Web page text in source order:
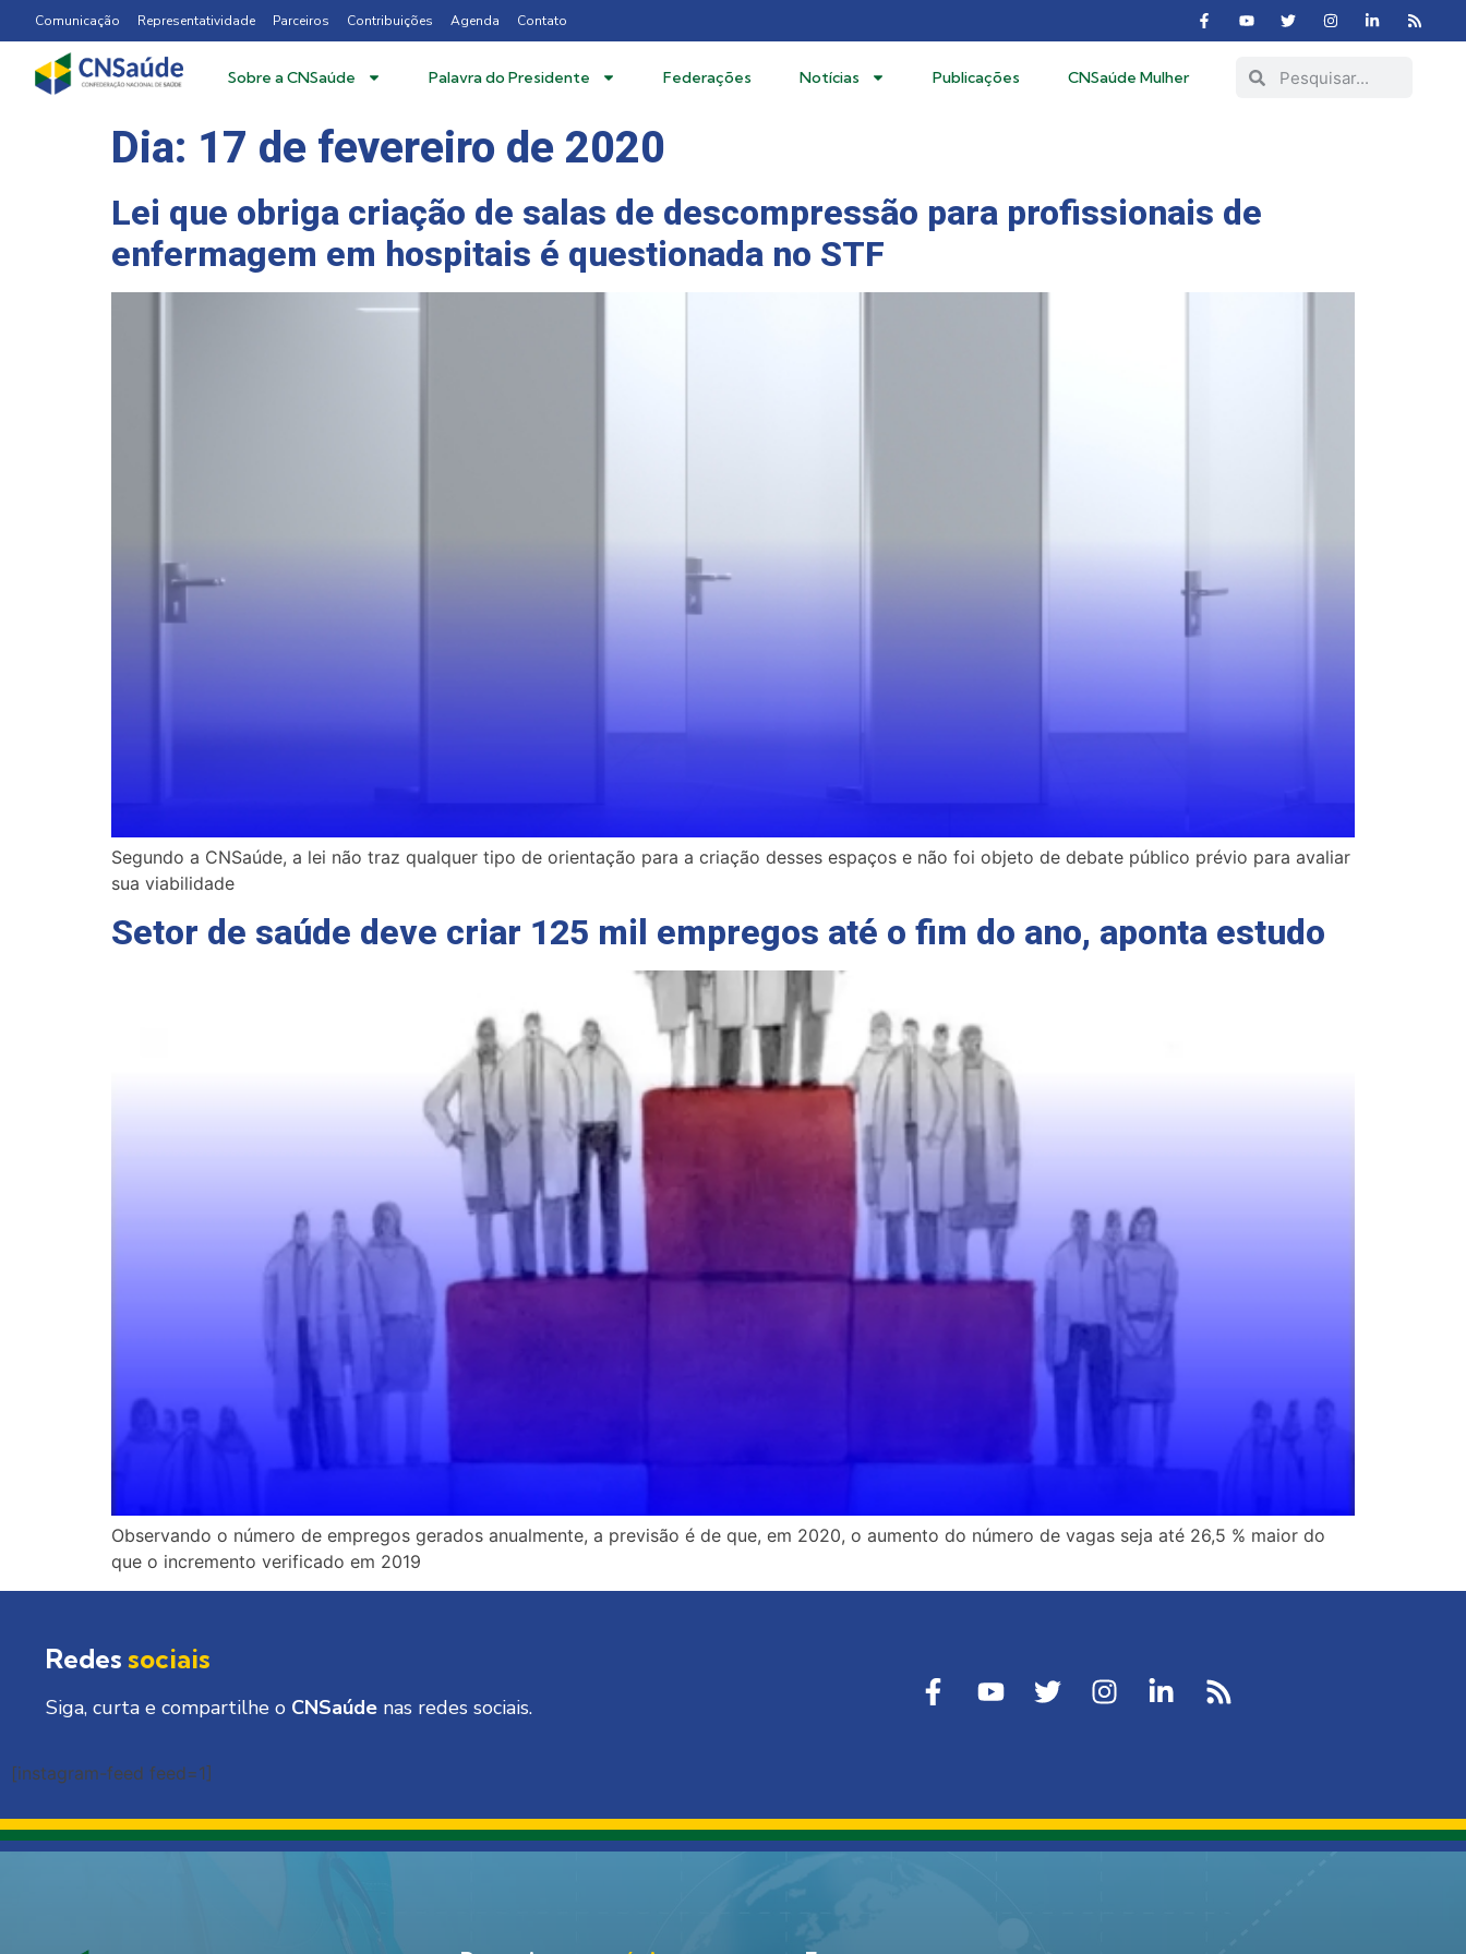
Comunicação Representatividade Parceiros Contribuições Agenda Contato
Sobre a CNSaúde Palavra do Presidente Federações Notícias Publicações CNSaúde Mulher
Dia: 17 de fevereiro de 2020
Lei que obriga criação de salas de descompressão para profissionais de
enfermagem em hospitais é questionada no STF
Segundo a CNSaúde, a lei não traz qualquer tipo de orientação para a criação desses espaços e não foi objeto de debate público prévio para avaliar
sua viabilidade
Setor de saúde deve criar 125 mil empregos até o fim do ano, aponta estudo
Observando o número de empregos gerados anualmente, a previsão é de que, em 2020, o aumento do número de vagas seja até 26,5 % maior do
que o incremento verificado em 2019
Redes sociais
Siga, curta e compartilhe o CNSaúde nas redes sociais.
[instagram-feed feed=1]